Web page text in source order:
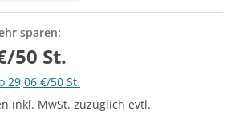
sparen:
50 St.
29,06 €/50 St.
inkl. MwSt. zuzüglich evtl.